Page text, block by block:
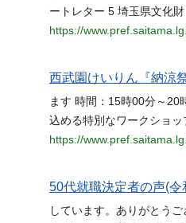
ートレター 5 埼玉県文化
https://
西武園けいりん『納涼祭
ます 時間：15時00分～20
込める特別なワークショ
https://
50代就職決定者の声(
しています。ありがとう